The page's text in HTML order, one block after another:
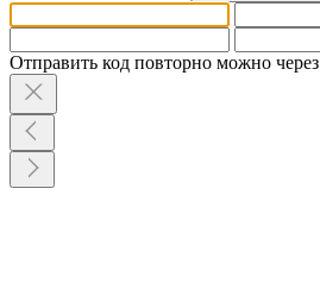
Отправить код повторно можно через